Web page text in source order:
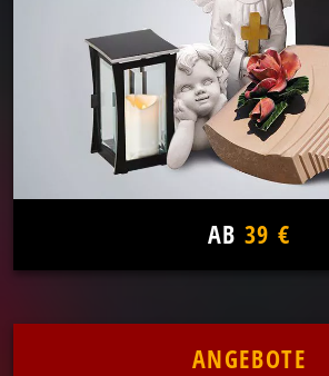
AB 39 €
ANGEBOTE